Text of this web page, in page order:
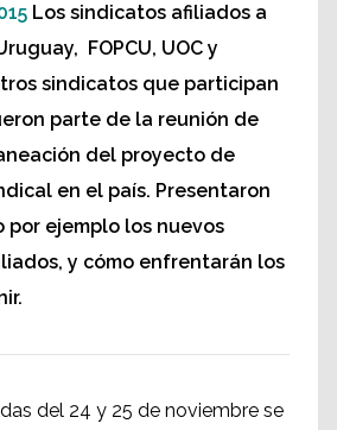
Los sindicatos afiliados a
FOPCU, UOC y
sindicatos que participan
parte de la reunión de
del proyecto de
en el país. Presentaron
por ejemplo los nuevos
y cómo enfrentarán los
del 24 y 25 de noviembre se